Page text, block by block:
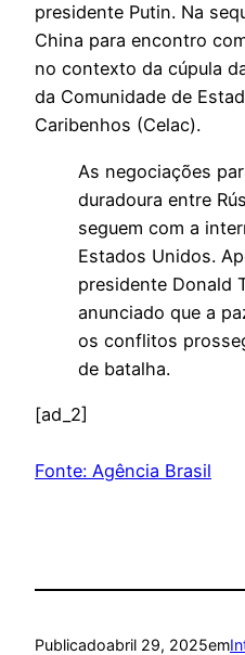
presidente Putin. Na
China para encontro
no contexto da cúpula
da Comunidade de
Caribenhos (Celac).
As negociações
duradoura entre
seguem com a
Estados Unidos.
presidente Donald
anunciado que a
os conflitos
de batalha.
[ad_2]
Fonte: Agência Brasil
Publicadoabril 29, 2025em